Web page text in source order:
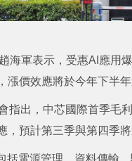
海軍表示，受惠AI應用
價效應將於今年下半年
指出，中芯國際首季毛
預計第三季與第四季將
括電源管理、資料傳輸